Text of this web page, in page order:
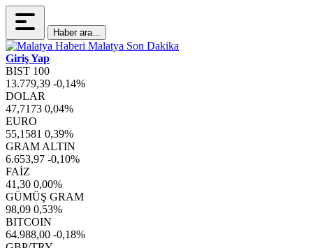
Haber ara...
Giriş Yap
BIST 100
13.779,39 -0,14%
DOLAR
47,7173 0,04%
EURO
55,1581 0,39%
GRAM ALTIN
6.653,97 -0,10%
FAİZ
41,30 0,00%
GÜMÜŞ GRAM
98,09 0,53%
BITCOIN
64.988,00 -0,18%